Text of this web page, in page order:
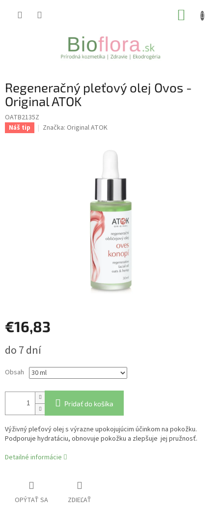
Regeneračný pleťový olej Ovos -
Original ATOK
OATB2135Z
Náš tip Značka: Original ATOK
€16,83
cena:
do 7 dní
Obsah
Pridať do košíka
Výživný pleťový olej s výrazne upokojujúcim účinkom na pokožku.
Podporuje hydratáciu, obnovuje pokožku a zlepšuje jej pružnosť.
Detailné informácie
OPÝTAŤ SA ZDIEĽAŤ